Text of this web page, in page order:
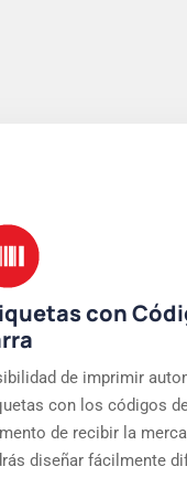
con
de imprimir
con los códigos
de recibir la
diseñar fácilmente